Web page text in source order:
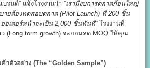
รนด์” แจ้งโรงงานว่า “เรามีงบการตลาดก้อนใหญ่
ยต้องทดสอบตลาด (Pilot Launch) ที่ 200 ชิ้น
เดอร์หน้าจะเป็น 2,000 ชิ้นทันที”โรงงานที่
(Long-term growth) จะยอมลด MOQ ให้คุณ
าตัวอย่าง (The “Golden Sample”)